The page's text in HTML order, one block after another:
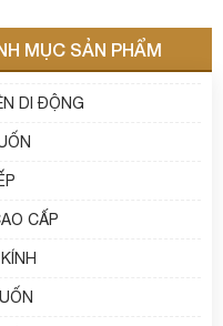
MỤC SẢN PHẨM
DI ĐỘNG
CẤP